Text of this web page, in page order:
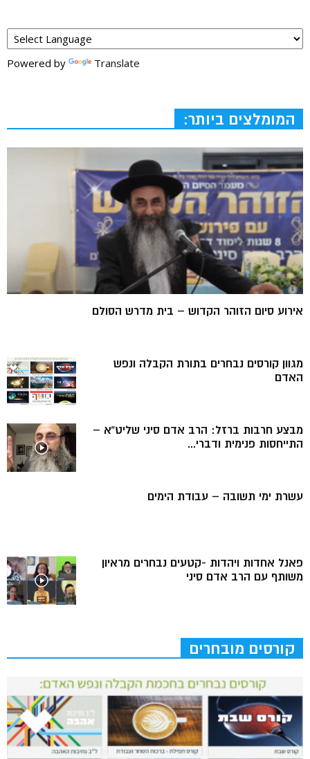
Powered by Translate
המומלצים ביותר:
אירוע סיום הזוהר הקדוש – בית מדרש הסולם
מגוון קורסים נבחרים בתורת הקבלה ונפש
האדם
מבצע חרבות ברזל: הרב אדם סיני שליט”א –
התייחסות פנימית ודברי...
עשרת ימי תשובה – עבודת הימים
פאנל אחדות ויהדות -קטעים נבחרים מראיון
משותף עם הרב אדם סיני
קורסים מובחרים